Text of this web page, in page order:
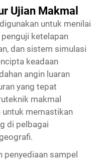
Ujian Makmal
untuk menilai
ketelapan
dan sistem simulasi
keadaan
angin luaran
yang tepat
makmal
memastikan
di pelbagai
penyediaan sampel